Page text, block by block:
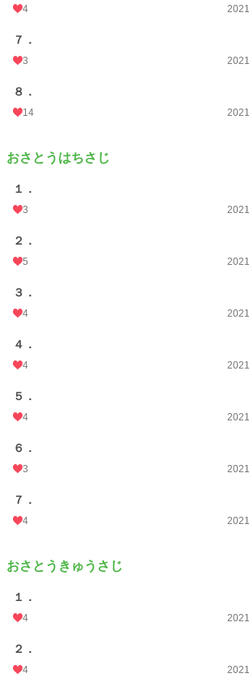
4
７．
3
８．
14
おさとうはちさじ
１．
3
２．
5
３．
4
４．
4
５．
4
６．
3
７．
4
おさとうきゅうさじ
１．
4
２．
4